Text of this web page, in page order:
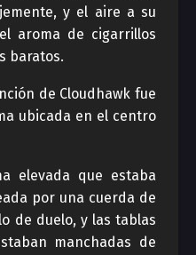
y el aire a su
aroma de cigarrillos
baratos.
de Cloudhawk fue
ubicada en el centro
elevada que estaba
por una cuerda de
de duelo, y las tablas
manchadas de